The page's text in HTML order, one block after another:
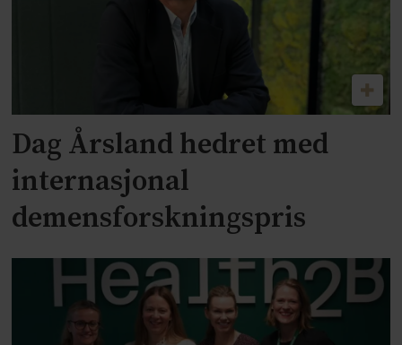
Dag Årsland hedret med
internasjonal
demensforskningspris